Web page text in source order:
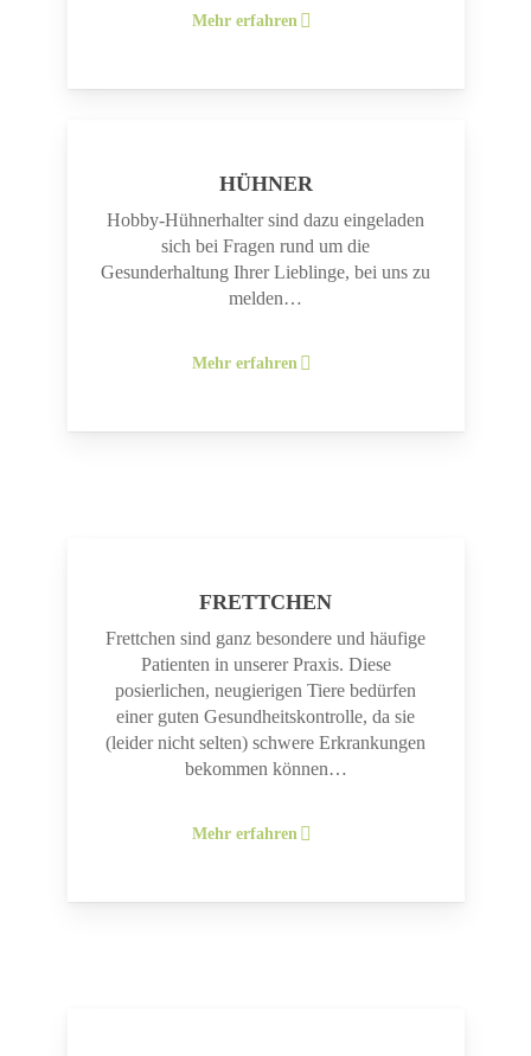
Mehr erfahren
HÜHNER
Hobby-Hühnerhalter sind dazu eingeladen
sich bei Fragen rund um die
Gesunderhaltung Ihrer Lieblinge, bei uns zu
melden…
Mehr erfahren
FRETTCHEN
Frettchen sind ganz besondere und häufige
Patienten in unserer Praxis. Diese
posierlichen, neugierigen Tiere bedürfen
einer guten Gesundheitskontrolle, da sie
(leider nicht selten) schwere Erkrankungen
bekommen können…
Mehr erfahren